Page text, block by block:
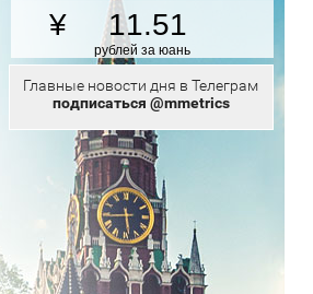
11.51
рублей за юань
Главные новости дня в Телеграм
подписаться @mmetrics